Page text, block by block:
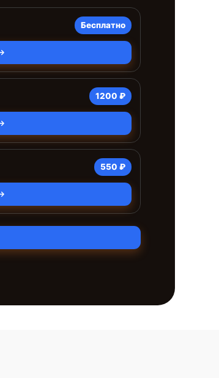
Бесплатно
1200 ₽
550 ₽